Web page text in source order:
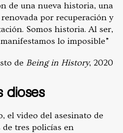
de una nueva historia, una
por recuperación y
Somos historia. Al ser,
manifestamos lo imposible”
de Being in History, 2020
dioses
el video del asesinato de
de tres policías en